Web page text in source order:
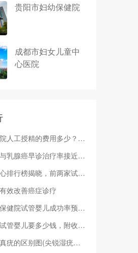
贵阳市妇幼保健院
成都市妇女儿童中
心医院
工授精的费用多少？一次成功
腺癌早诊治疗率接近100%
行榜揭晓，前两家试管婴儿成
效改善癌症诊疗
院试管婴儿成功率预估，做到
婴儿要多少钱，附收费明细参
的区别图(尖锐湿疣？别慌，